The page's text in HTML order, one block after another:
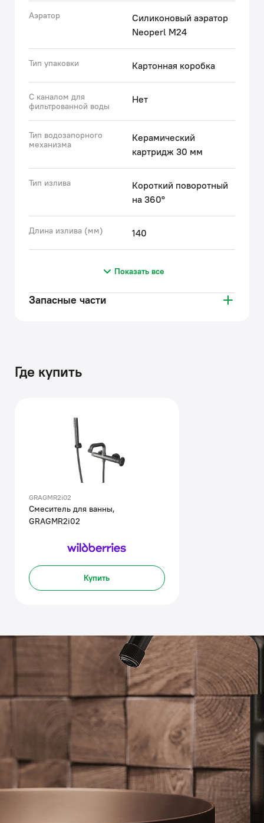
Аэратор
Силиконовый аэратор
Neoperl M24
Тип упаковки Картонная коробка
С каналом для
фильтрованной воды
Нет
Тип водозапорного
механизма
Керамический
картридж 30 мм
Тип излива
Короткий поворотный
на 360°
Длина излива (мм) 140
Показать все
Запасные части
Где купить
GRAGMR2i02
Смеситель для ванны,
GRAGMR2i02
Купить